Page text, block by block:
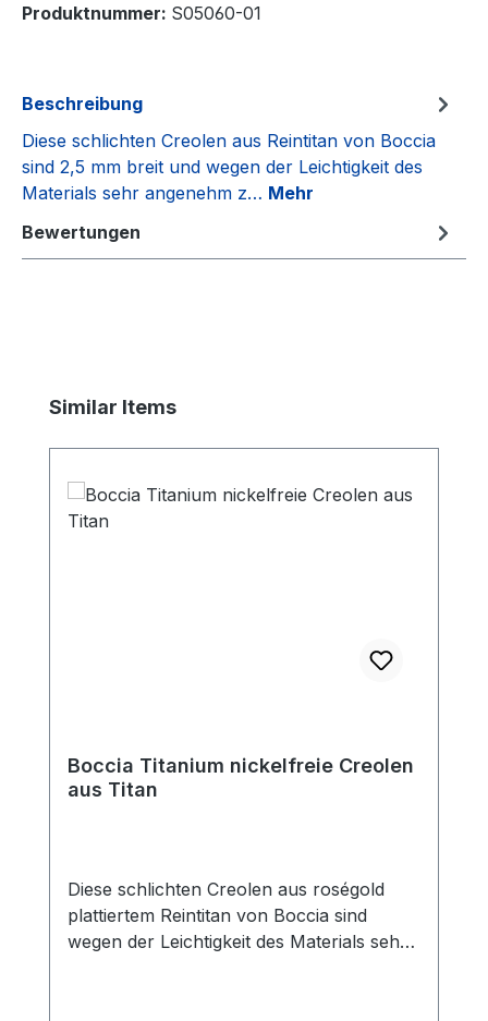
Produktnummer: S05060-01
Beschreibung
Diese schlichten Creolen aus Reintitan von Boccia
sind 2,5 mm breit und wegen der Leichtigkeit des
Materials sehr angenehm z… Mehr
Bewertungen
Produktgalerie überspringen
Similar Items
Boccia Titanium nickelfreie Creolen
aus Titan
Diese schlichten Creolen aus roségold
plattiertem Reintitan von Boccia sind
wegen der Leichtigkeit des Materials sehr